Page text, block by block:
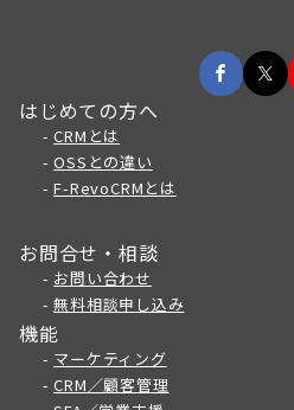
はじめての方へ
-CRMとは
-OSSとの違い
-F-RevoCRMとは
お問合せ・相談
- お問い合わせ
-無料相談申し込み
機能
- マーケティング
-CRM／顧客管理